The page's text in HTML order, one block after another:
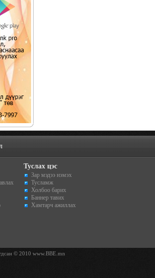
Туслах цэс
Зар мэдээ нэмэх
Тусламж
Холбоо барих
Баннер тавих
Хамтарч ажиллах
© 2010 www.BBE.mn